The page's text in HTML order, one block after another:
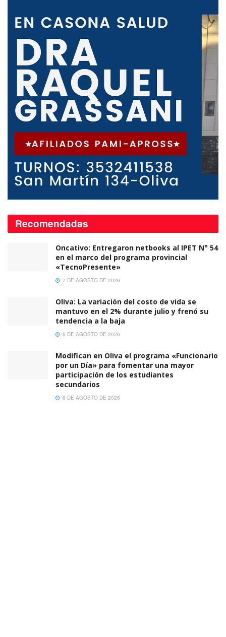
Recomendadas
Oncativo: Entregaron netbooks al IPET N° 54
en el marco del programa provincial
«TecnoPresente»
7 DE AGOSTO DE 2026
Oliva: La variación del costo de vida se
mantuvo en el 2% durante julio y frenó su
tendencia a la baja
6 DE AGOSTO DE 2026
Modifican en Oliva el programa «Funcionario
por un Día» para fomentar una mayor
participación de los estudiantes
secundarios
6 DE AGOSTO DE 2026